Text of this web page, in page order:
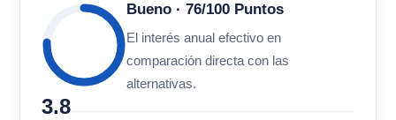
3.8
Bueno · 76/100 Puntos
El interés anual efectivo en
comparación directa con las
alternativas.